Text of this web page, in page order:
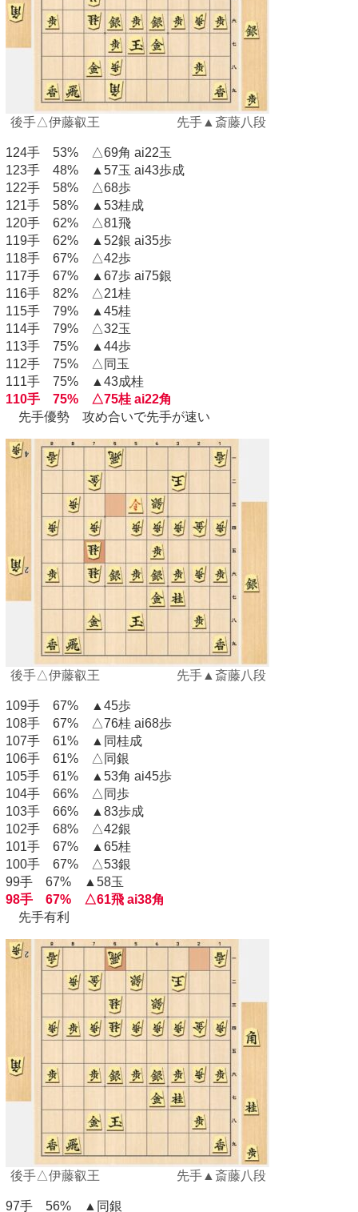
後手△伊藤叡王 先手▲斎藤八段
124手 53% △69角 ai22玉
123手 48% ▲57玉 ai43歩成
122手 58% △68歩
121手 58% ▲53桂成
120手 62% △81飛
119手 62% ▲52銀 ai35歩
118手 67% △42歩
117手 67% ▲67歩 ai75銀
116手 82% △21桂
115手 79% ▲45桂
114手 79% △32玉
113手 75% ▲44歩
112手 75% △同玉
111手 75% ▲43成桂
110手 75% △75桂 ai22角
先手優勢 攻め合いで先手が速い
後手△伊藤叡王 先手▲斎藤八段
109手 67% ▲45歩
108手 67% △76桂 ai68歩
107手 61% ▲同桂成
106手 61% △同銀
105手 61% ▲53角 ai45歩
104手 66% △同歩
103手 66% ▲83歩成
102手 68% △42銀
101手 67% ▲65桂
100手 67% △53銀
99手 67% ▲58玉
98手 67% △61飛 ai38角
先手有利
後手△伊藤叡王 先手▲斎藤八段
97手 56% ▲同銀